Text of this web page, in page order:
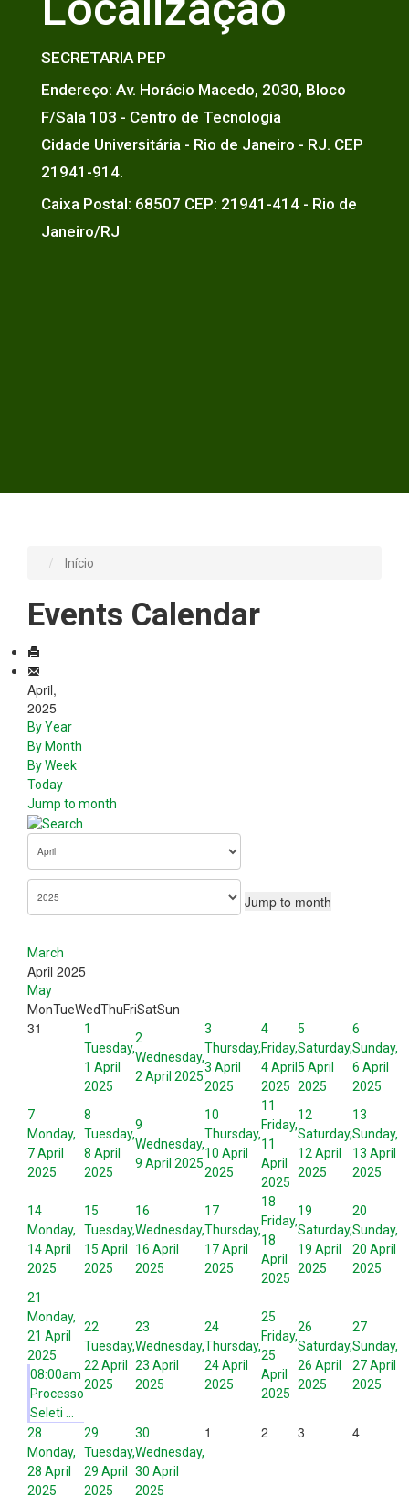
SECRETARIA PEP
Endereço: Av. Horácio Macedo, 2030, Bloco
F/Sala 103 - Centro de Tecnologia
Cidade Universitária - Rio de Janeiro - RJ. CEP
21941-914.
Caixa Postal: 68507 CEP: 21941-414 - Rio de
Janeiro/RJ
Início
Events Calendar
April,
2025
By Year
By Month
By Week
Today
Jump to month
Jump to month
March
April 2025
May
MonTueWedThuFriSatSun
31
1
Tuesday,
1 April
2025
2
Wednesday,
2 April 2025
3
Thursday,
3 April
2025
4
Friday,
4 April
2025
5
Saturday,
5 April
2025
6
Sunday,
6 April
2025
7
Monday,
7 April
2025
8
Tuesday,
8 April
2025
9
Wednesday,
9 April 2025
10
Thursday,
10 April
2025
11
Friday,
11
April
2025
12
Saturday,
12 April
2025
13
Sunday,
13 April
2025
14
Monday,
14 April
2025
15
Tuesday,
15 April
2025
16
Wednesday,
16 April
2025
17
Thursday,
17 April
2025
18
Friday,
18
April
2025
19
Saturday,
19 April
2025
20
Sunday,
20 April
2025
21
Monday,
21 April
2025
08:00am
Processo
Seleti ...
22
Tuesday,
22 April
2025
23
Wednesday,
23 April
2025
24
Thursday,
24 April
2025
25
Friday,
25
April
2025
26
Saturday,
26 April
2025
27
Sunday,
27 April
2025
28
Monday,
28 April
2025
29
Tuesday,
29 April
2025
30
Wednesday,
30 April
2025
1 2 3 4